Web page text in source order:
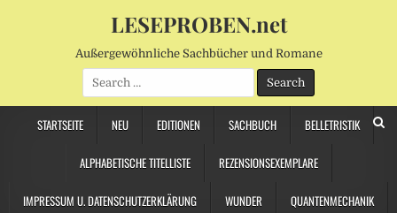
LESEPROBEN.net
Außergewöhnliche Sachbücher und Romane
Search
for:
STARTSEITE NEU EDITIONEN SACHBUCH BELLETRISTIK
ALPHABETISCHE TITELLISTE REZENSIONSEXEMPLARE
IMPRESSUM U. DATENSCHUTZERKLÄRUNG WUNDER QUANTENMECHANIK